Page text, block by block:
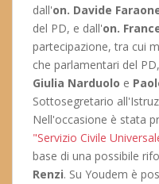
dall'on. Davide
del PD, e dall'on.
partecipazione, tra cui
che parlamentari del
Giulia Narduolo e
Sottosegretario
Nell'occasione è stata
"Servizio Civile
base di una possibile
Renzi. Su Youdem è